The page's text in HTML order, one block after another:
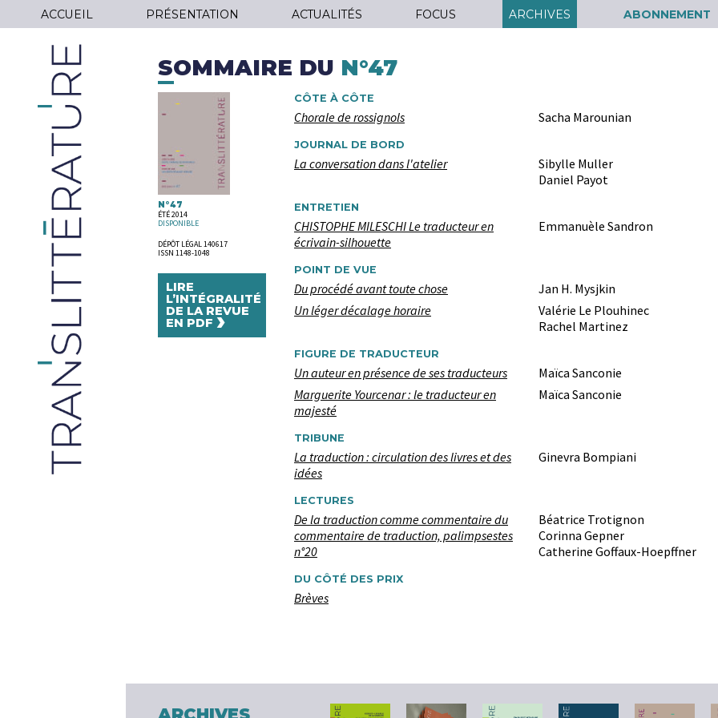
ACCUEIL PRÉSENTATION ACTUALITÉS FOCUS ARCHIVES ABONNEMENT
SOMMAIRE DU N°47
N°47
ÉTÉ 2014
DISPONIBLE
DÉPÔT LÉGAL 140617
ISSN 1148-1048
LIRE
L’INTÉGRALITÉ
DE LA REVUE
EN PDF ›
CÔTE À CÔTE
Chorale de rossignols Sacha Marounian
JOURNAL DE BORD
La conversation dans l'atelier
Sibylle Muller
Daniel Payot
ENTRETIEN
CHISTOPHE MILESCHI Le traducteur en
écrivain-silhouette
Emmanuèle Sandron
POINT DE VUE
Du procédé avant toute chose
Jan H. Mysjkin
Un léger décalage horaire
Valérie Le Plouhinec
Rachel Martinez
FIGURE DE TRADUCTEUR
Un auteur en présence de ses traducteurs
Maïca Sanconie
Marguerite Yourcenar : le traducteur en
majesté
Maïca Sanconie
TRIBUNE
La traduction : circulation des livres et des
idées
Ginevra Bompiani
LECTURES
De la traduction comme commentaire du
commentaire de traduction, palimpsestes
n°20
Béatrice Trotignon
Corinna Gepner
Catherine Goffaux-Hoepffner
DU CÔTÉ DES PRIX
Brèves